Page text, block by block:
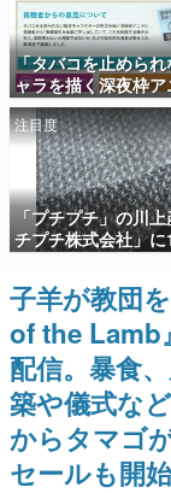
名作
聞き
きま
赫
この
の形
新
これ
の姿
ゲ
ゲ
日本
画で
日
日本
ルを
解説
「タバコを止めら
ャラを描く深夜枠
聴者の一部から批
薬物の使用と思わ
めて、BPOが議論
注目度
「プチプチ」の川
チプチ株式会社」
り社名変更へ。創
ての変更で、“プチ
なじみの緩衝材が
子羊が教団
of the Lamb
配信。暴食
築や儀式な
からタマゴ
セールも開始